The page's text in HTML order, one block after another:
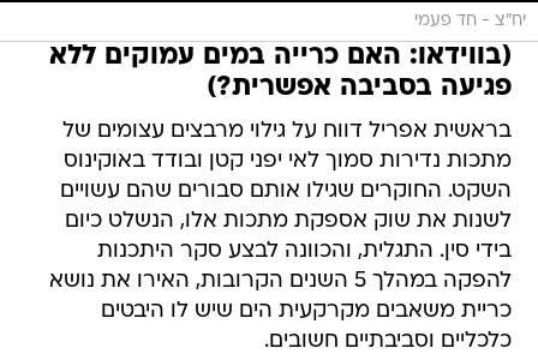
יח"צ - חד פעמי
(בווידאו: האם כרייה במים עמוקים ללא
פגיעה בסביבה אפשרית?)
בראשית אפריל דווח על גילוי מרבצים עצומים של
מתכות נדירות סמוך לאי יפני קטן ובודד באוקינוס
השקט. החוקרים שגילו אותם סבורים שהם עשויים
לשנות את שוק אספקת מתכות אלו, הנשלט כיום
בידי סין. התגלית, והכוונה לבצע סקר היתכנות
להפקה במהלך 5 השנים הקרובות, האירו את נושא
כריית משאבים מקרקעית הים שיש לו היבטים
כלכליים וסביבתיים חשובים.